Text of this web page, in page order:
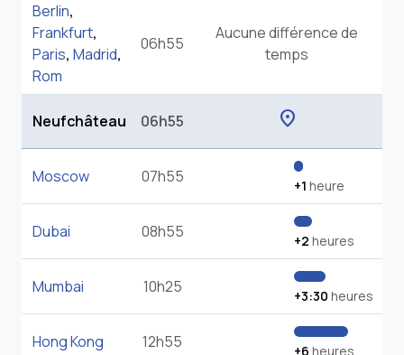
Berlin,
Frankfurt,
Paris, Madrid,
Rom
06h55
Aucune différence de
temps
Neufchâteau 06h55 location_on
Moscow 07h55 +1 heure
Dubai 08h55 +2 heures
Mumbai 10h25 +3:30 heures
Hong Kong 12h55 +6 heures